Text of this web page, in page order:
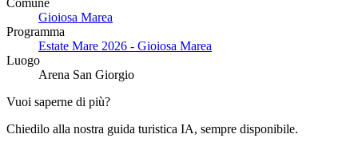
Gioiosa Marea
Programma
Estate Mare 2026 - Gioiosa Marea
Luogo
Arena San Giorgio
Vuoi saperne di più?
Chiedilo alla nostra guida turistica IA, sempre disponibile.